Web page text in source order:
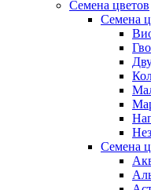
Семена цветов
Семена
Семена